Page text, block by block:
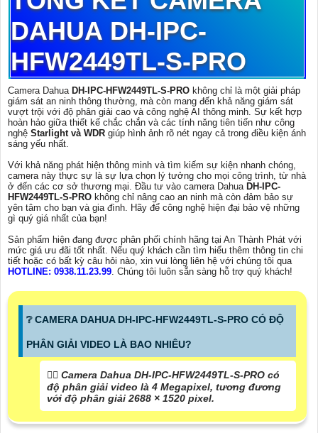
DAHUA DH-IPC-
HFW2449TL-S-PRO
Camera Dahua DH-IPC-HFW2449TL-S-PRO không chỉ là một giải pháp
giám sát an ninh thông thường, mà còn mang đến khả năng giám sát
vượt trội với độ phân giải cao và công nghệ AI thông minh. Sự kết hợp
hoàn hảo giữa thiết kế chắc chắn và các tính năng tiên tiến như công
nghệ Starlight và WDR giúp hình ảnh rõ nét ngay cả trong điều kiện ánh
sáng yếu nhất.
Với khả năng phát hiện thông minh và tìm kiếm sự kiện nhanh chóng,
camera này thực sự là sự lựa chọn lý tưởng cho mọi công trình, từ nhà
ở đến các cơ sở thương mại. Đầu tư vào camera Dahua DH-IPC-
HFW2449TL-S-PRO không chỉ nâng cao an ninh mà còn đảm bảo sự
yên tâm cho bạn và gia đình. Hãy để công nghệ hiện đại bảo vệ những
gì quý giá nhất của bạn!
Sản phẩm hiện đang được phân phối chính hãng tại An Thành Phát với
mức giá ưu đãi tốt nhất. Nếu quý khách cần tìm hiểu thêm thông tin chi
tiết hoặc có bất kỳ câu hỏi nào, xin vui lòng liên hệ với chúng tôi qua
HOTLINE: 0938.11.23.99. Chúng tôi luôn sẵn sàng hỗ trợ quý khách!
❔ CAMERA DAHUA DH-IPC-HFW2449TL-S-PRO CÓ ĐỘ
PHÂN GIẢI VIDEO LÀ BAO NHIÊU?
🙆‍♀️ Camera Dahua DH-IPC-HFW2449TL-S-PRO có
độ phân giải video là 4 Megapixel, tương đương
với độ phân giải 2688 × 1520 pixel.